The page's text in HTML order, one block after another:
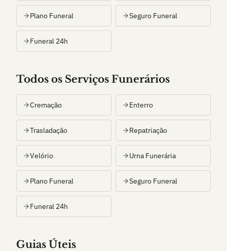
Plano Funeral Seguro Funeral
Funeral 24h
Todos os Serviços Funerários
Cremação Enterro
Trasladação Repatriação
Velório Urna Funerária
Plano Funeral Seguro Funeral
Funeral 24h
Guias Úteis